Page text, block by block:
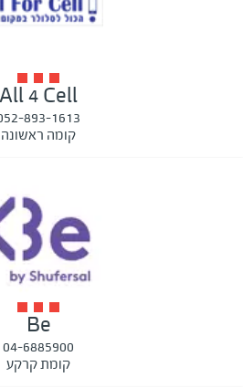
All 4 Cell
893-1613
קומה ראשונה
Be
04-6885900
קומת קרקע